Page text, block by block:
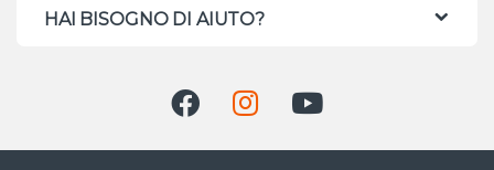
HAI BISOGNO DI AIUTO?